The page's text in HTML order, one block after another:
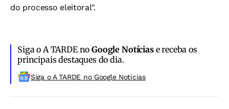
do processo eleitoral".
Siga o A TARDE noGoogle Notíciase receba os
principais destaques do dia.
Siga o A TARDE no Google Noticias